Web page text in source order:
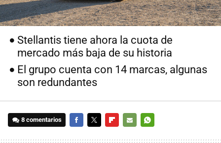
Stellantis tiene ahora la cuota de
mercado más baja de su historia
El grupo cuenta con 14 marcas, algunas
son redundantes
8 comentarios